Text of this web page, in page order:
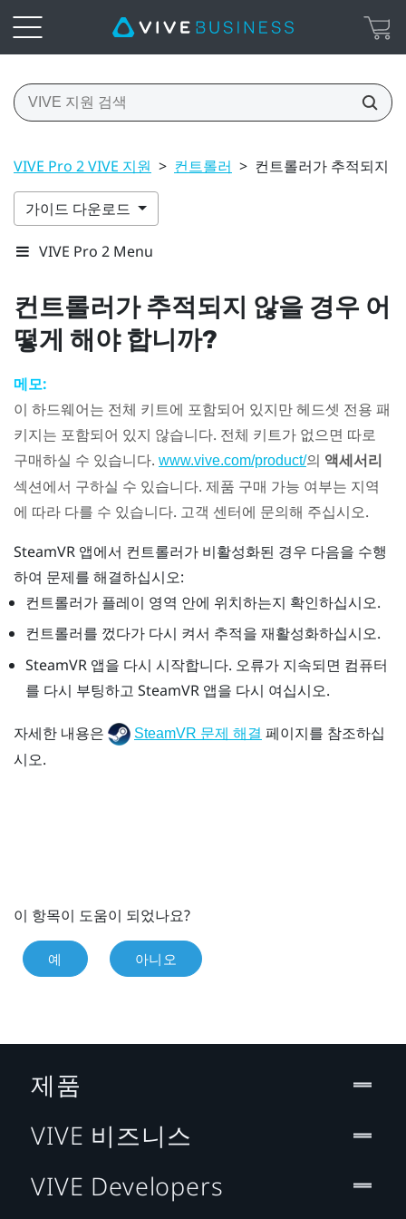
VIVE Pro 2 VIVE 지원 > 컨트롤러 > 컨트롤러가 추적되지
가이드 다운로드
VIVE Pro 2 Menu
컨트롤러가 추적되지 않을 경우 어
떻게 해야 합니까?
메모:
이 하드웨어는 전체 키트에 포함되어 있지만 헤드셋 전용 패
키지는 포함되어 있지 않습니다. 전체 키트가 없으면 따로
구매하실 수 있습니다. www.vive.com/product/의 액세서리
섹션에서 구하실 수 있습니다. 제품 구매 가능 여부는 지역
에 따라 다를 수 있습니다. 고객 센터에 문의해 주십시오.
SteamVR 앱에서 컨트롤러가 비활성화된 경우 다음을 수행
하여 문제를 해결하십시오:
컨트롤러가 플레이 영역 안에 위치하는지 확인하십시오.
컨트롤러를 껐다가 다시 켜서 추적을 재활성화하십시오.
SteamVR앱을 다시 시작합니다. 오류가 지속되면 컴퓨터
를 다시 부팅하고 SteamVR앱을 다시 여십시오.
자세한 내용은 SteamVR 문제 해결 페이지를 참조하십
시오.
이 항목이 도움이 되었나요?
예 아니오
제품
VIVE 비즈니스
VIVE Developers